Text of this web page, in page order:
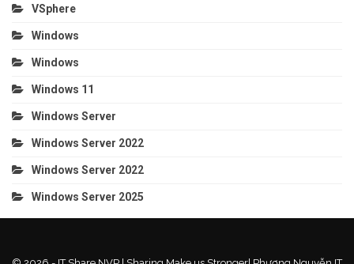
VSphere
Windows
Windows
Windows 11
Windows Server
Windows Server 2022
Windows Server 2022
Windows Server 2025